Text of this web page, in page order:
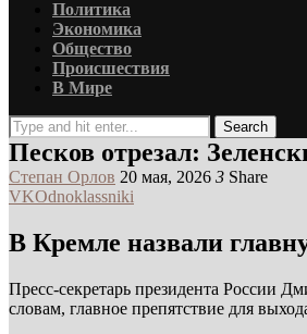
Политика
Экономика
Общество
Происшествия
В Мире
Search
Песков отрезал:
Степан Орлов 20 мая, 2026 3 Share
VKOdnoklassniki
В Кремле назвали
Пресс-секретарь президента России
словам, главное препятствие для